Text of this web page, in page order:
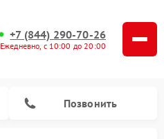
+7 (844) 290-70-26
Ежедневно, с 10:00 до 20:00
Позвонить